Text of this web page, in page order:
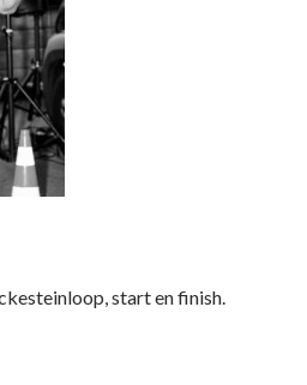
start en finish.